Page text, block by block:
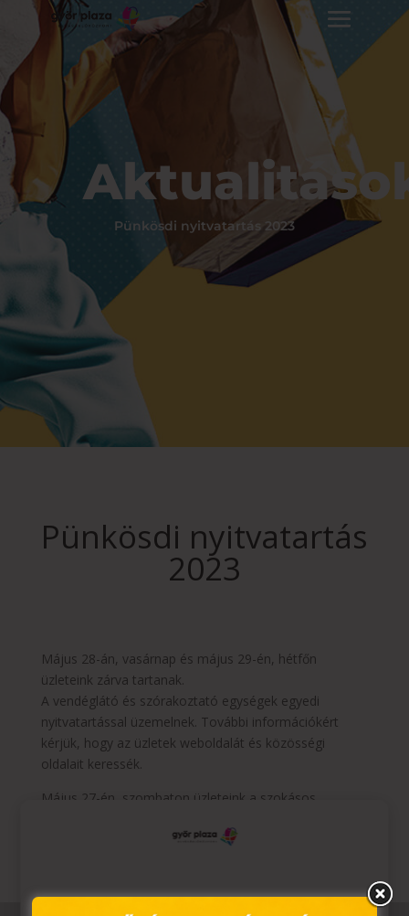
Pünkösdi nyitvatartás 2023
Pünkösdi nyitvatartás
2023
Május 28-án, vasárnap és május 29-én, hétfőn
üzleteink zárva tartanak.
A vendéglátó és szórakoztató egységek egyedi
nyitvatartással üzemelnek. További információkért
kérjük, hogy az üzletek weboldalát és közösségi
oldalait keressék.
Május 27-én, szombaton üzleteink a szokásos
Ez az oldal sütiket használ